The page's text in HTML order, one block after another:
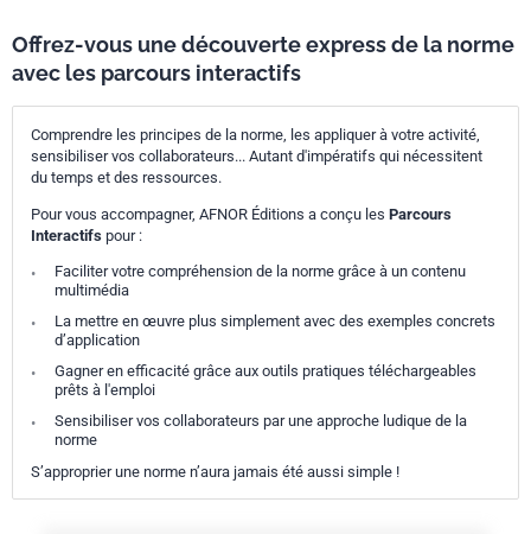
Offrez-vous une découverte express de la norme
avec les parcours interactifs
Comprendre les principes de la norme, les appliquer à votre activité,
sensibiliser vos collaborateurs... Autant d'impératifs qui nécessitent
du temps et des ressources.
Pour vous accompagner, AFNOR Éditions a conçu les Parcours
Interactifs pour :
Faciliter votre compréhension de la norme grâce à un contenu
multimédia
La mettre en œuvre plus simplement avec des exemples concrets
d’application
Gagner en efficacité grâce aux outils pratiques téléchargeables
prêts à l'emploi
Sensibiliser vos collaborateurs par une approche ludique de la
norme
S’approprier une norme n’aura jamais été aussi simple !